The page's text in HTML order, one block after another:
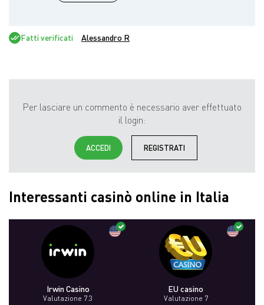
Fatti verificati Alessandro R
Per lasciare un commento è necessario aver effettuato
il login:
ACCEDI REGISTRATI
Interessanti casinò online in Italia
Irwin Casino
Valutazione 7.3
EU casino
Valutazione 7